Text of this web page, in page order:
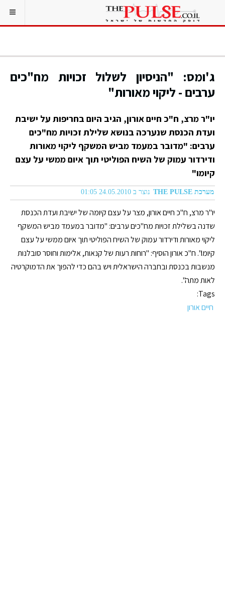
ג'ומס: "הניסיון לשלול זכויות מח"כים
ערבים - ליקוי מאורות"
יו"ר מרצ, ח"כ חיים אורון, הגיב היום בחריפות על ישיבת
ועדת הכנסת שנערכה בנושא שלילת זכויות מח"כים
ערבים: "מדובר במעמד מביש המשקף ליקוי מאורות
ודירדור עמוק של השיח הפוליטי תוך איום ממשי על עצם
קיומו"
מערכת THE PULSE נוצר ב 24.05.2010 01:05
יו"ר מרצ, ח"כ חיים אורון, מצר על עצם קיומה של ישיבת ועדת הכנסת
שדנה בשלילת זכויות מח"כים ערבים: "מדובר במעמד מביש המשקף
ליקוי מאורות ודירדור עמוק של השיח הפוליטי תוך איום ממשי על עצם
קיומו". ח"כ אורון הוסיף: "רוחות רעות של קנאות, אלימות וחוסר סובלנות
מנשבות בכנסת ובחברה הישראלית ויש בהם כדי להפוך את הדמוקרטיה
לאות מתה".
Tags:
חיים אורון